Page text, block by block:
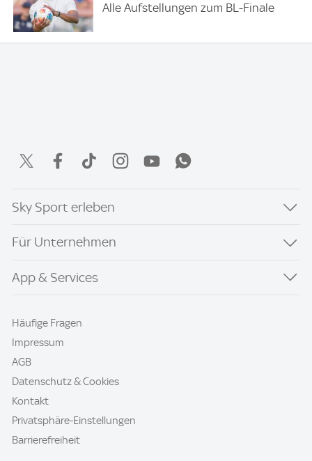
Alle Aufstellungen zum BL-Finale
Sky Sport erleben
Für Unternehmen
App & Services
Häufige Fragen
Impressum
AGB
Datenschutz & Cookies
Kontakt
Privatsphäre-Einstellungen
Barrierefreiheit